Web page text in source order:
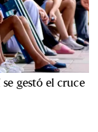
gestó el cruce